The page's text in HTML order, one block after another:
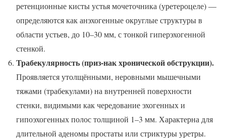
ретенционные кисты устья мочеточника (уретероцеле) —
определяются как анэхогенные округлые структуры в
области устьев, до 10–30 мм, с тонкой гиперэхогенной
стенкой.
Трабекулярность (приз-нак хронической обструкции).
Проявляется утолщёнными, неровными мышечными
тяжами (трабекулами) на внутренней поверхности
стенки, видимыми как чередование эхогенных и
гипоэхогенных полос толщиной 1–3 мм. Характерна для
длительной аденомы простаты или стриктуры уретры.